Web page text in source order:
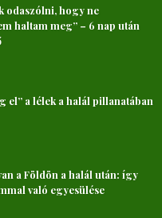
odaszólni, hogy ne
haltam meg” – 6 nap után
el” a lélek a halál pillanatában
a Földön a halál után: így
való egyesülése